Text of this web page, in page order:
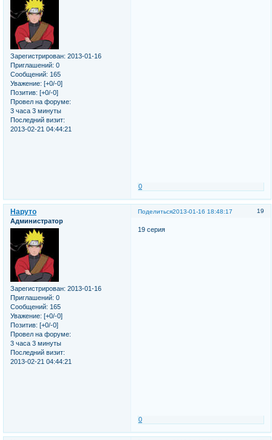
Зарегистрирован: 2013-01-16
Приглашений: 0
Сообщений: 165
Уважение: [+0/-0]
Позитив: [+0/-0]
Провел на форуме:
3 часа 3 минуты
Последний визит:
2013-02-21 04:44:21
0
Поделиться 19
2013-01-16 18:48:17
Наруто
Администратор
Зарегистрирован: 2013-01-16
Приглашений: 0
Сообщений: 165
Уважение: [+0/-0]
Позитив: [+0/-0]
Провел на форуме:
3 часа 3 минуты
Последний визит:
2013-02-21 04:44:21
19 серия
0